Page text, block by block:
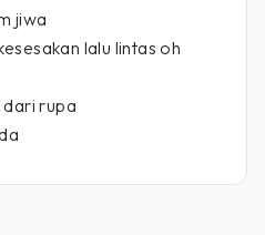
jiwa
lalu lintas oh
dari rupa